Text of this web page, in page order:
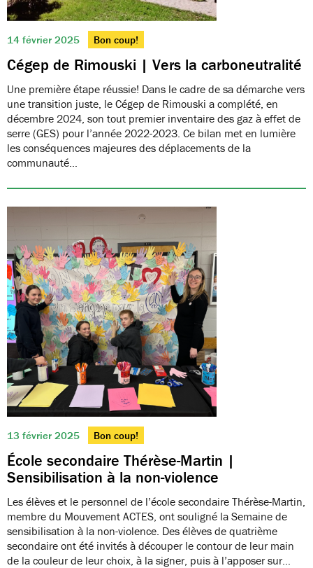
14 février 2025 Bon coup!
Cégep de Rimouski | Vers la carboneutralité
Une première étape réussie! Dans le cadre de sa démarche vers
une transition juste, le Cégep de Rimouski a complété, en
décembre 2024, son tout premier inventaire des gaz à effet de
serre (GES) pour l’année 2022-2023. Ce bilan met en lumière
les conséquences majeures des déplacements de la
communauté…
13 février 2025 Bon coup!
École secondaire Thérèse-Martin |
Sensibilisation à la non-violence
Les élèves et le personnel de l’école secondaire Thérèse-Martin,
membre du Mouvement ACTES, ont souligné la Semaine de
sensibilisation à la non-violence. Des élèves de quatrième
secondaire ont été invités à découper le contour de leur main
de la couleur de leur choix, à la signer, puis à l’apposer sur…